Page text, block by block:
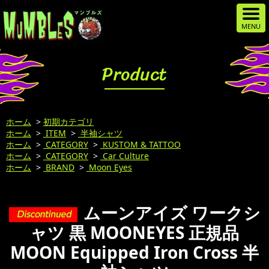
Product
ホーム > 初期カテゴリ
ホーム > ITEM > 半袖シャツ
ホーム > CATEGORY > KUSTOM & TATTOO
ホーム > CATEGORY > Car Culture
ホーム > BRAND > Moon Eyes
ムーンアイズ ワークシ
ャツ 黒 MOONEYES 正規品
MOON Equipped Iron Cross 半